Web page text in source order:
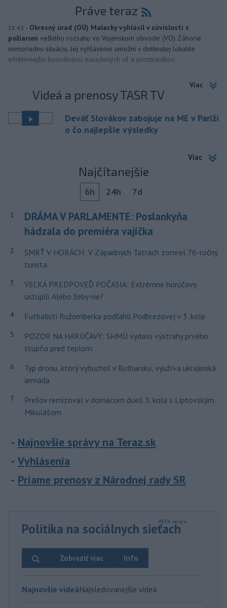
Práve teraz
21:43 - Okresný úrad (OÚ) Malacky vyhlásil v súvislosti s
požiarom veľkého rozsahu vo Vojenskom obvode (VO) Záhorie
mimoriadnu situáciu. Jej vyhlásenie umožní v dotknutej lokalite
efektívnejšiu koordináciu nasadených síl a prostriedkov.
Viac
Videá a prenosy TASR TV
Deväť Slovákov zabojuje na ME v Paríži
o čo najlepšie výsledky
Viac
Najčítanejšie
6h 24h 7d
1
DRÁMA V PARLAMENTE: Poslankyňa
hádzala do premiéra vajíčka
2
SMRŤ V HORÁCH: V Západných Tatrách zomrel 76-ročný
turista
3
VEĽKÁ PREDPOVEĎ POČASIA: Extrémne horúčavy
ustúpili. Alebo žeby nie?
4 Futbalisti Ružomberka podľahli Podbrezovej v 3. kole
5
POZOR NA HARÚČAVY: SHMÚ vydalo výstrahy prvého
stupňa pred teplom
6
Typ dronu, ktorý vybuchol v Bulharsku, využíva ukrajinská
armáda
7
Prešov remizoval v domácom dueli 3. kola s Liptovským
Mikulášom
Najnovšie správy na Teraz.sk
Vyhlásenia
Priame prenosy z Národnej rady SR
Politika na sociálnych sieťach
Info
Zobraziť viac
Najnovšie videáNajsledovanejšie videá